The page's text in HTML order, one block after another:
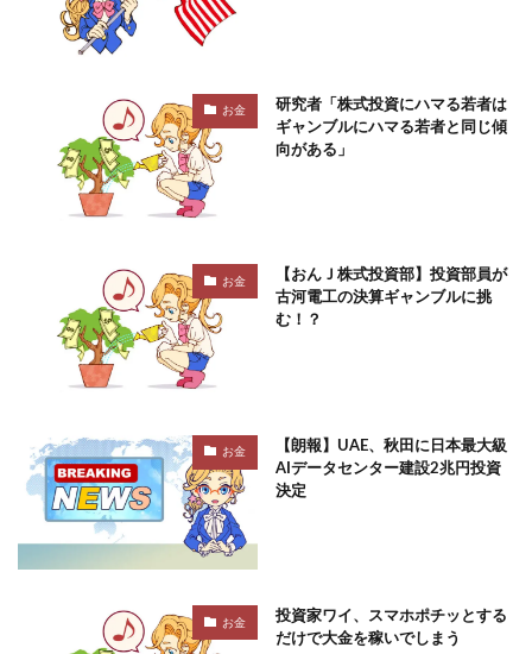
お金
研究者「株式投資にハマる若者は
ギャンブルにハマる若者と同じ傾
向がある」
お金
【おんＪ株式投資部】投資部員が
古河電工の決算ギャンブルに挑
む！？
お金
【朗報】UAE、秋田に日本最大級
AIデータセンター建設2兆円投資
決定
お金
投資家ワイ、スマホポチッとする
だけで大金を稼いでしまう